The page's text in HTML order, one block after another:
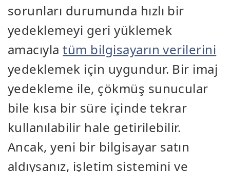
sorunları durumunda hızlı bir
yedeklemeyi geri yüklemek
amacıylatüm bilgisayarın verilerini
yedeklemek için uygundur. Bir imaj
yedekleme ile, çökmüş sunucular
bile kısa bir süre içinde tekrar
kullanılabilir hale getirilebilir.
Ancak, yeni bir bilgisayar satın
aldıysanız, işletim sistemini ve